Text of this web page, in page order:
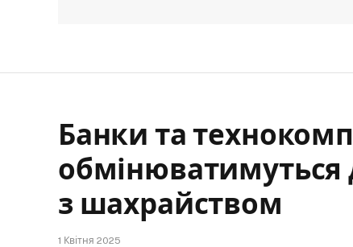
Банки та
з шахрайством
1 Квітня 2025